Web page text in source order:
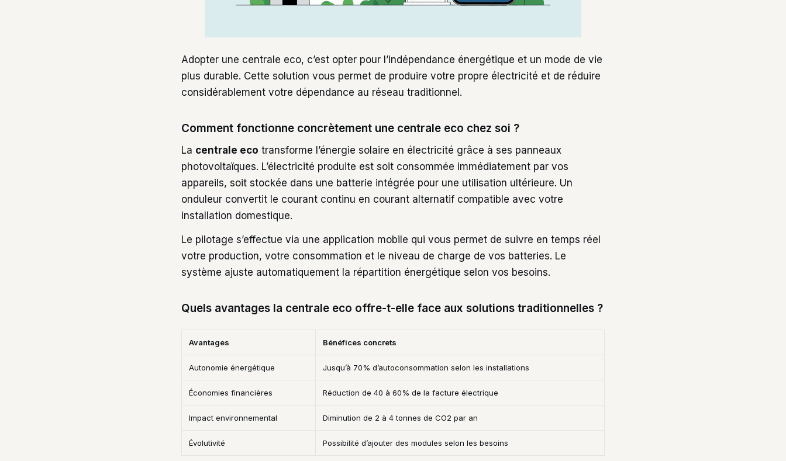
Adopter une centrale eco, c’est opter pour l’indépendance énergétique et un mode de vie
plus durable. Cette solution vous permet de produire votre propre électricité et de réduire
considérablement votre dépendance au réseau traditionnel.
Comment fonctionne concrètement une centrale eco chez soi ?
La centrale eco transforme l’énergie solaire en électricité grâce à ses panneaux
photovoltaïques. L’électricité produite est soit consommée immédiatement par vos
appareils, soit stockée dans une batterie intégrée pour une utilisation ultérieure. Un
onduleur convertit le courant continu en courant alternatif compatible avec votre
installation domestique.
Le pilotage s’effectue via une application mobile qui vous permet de suivre en temps réel
votre production, votre consommation et le niveau de charge de vos batteries. Le
système ajuste automatiquement la répartition énergétique selon vos besoins.
Quels avantages la centrale eco offre-t-elle face aux solutions traditionnelles ?
Avantages Bénéfices concrets
Autonomie énergétique Jusqu’à 70% d’autoconsommation selon les installations
Économies financières Réduction de 40 à 60% de la facture électrique
Impact environnemental Diminution de 2 à 4 tonnes de CO2 par an
Évolutivité Possibilité d’ajouter des modules selon les besoins